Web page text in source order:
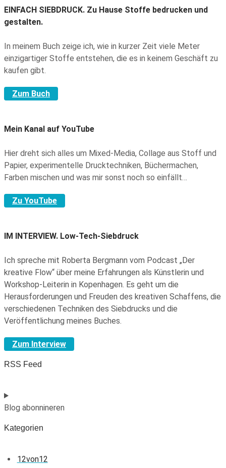
EINFACH SIEBDRUCK. Zu Hause Stoffe bedrucken und
gestalten.
In meinem Buch zeige ich, wie in kurzer Zeit viele Meter
einzigartiger Stoffe entstehen, die es in keinem Geschäft zu
kaufen gibt.
Zum Buch
Mein Kanal auf YouTube
Hier dreht sich alles um Mixed-Media, Collage aus Stoff und
Papier, experimentelle Drucktechniken, Büchermachen,
Farben mischen und was mir sonst noch so einfällt…
Zu YouTube
IM INTERVIEW. Low-Tech-Siebdruck
Ich spreche mit Roberta Bergmann vom Podcast „Der
kreative Flow“ über meine Erfahrungen als Künstlerin und
Workshop-Leiterin in Kopenhagen. Es geht um die
Herausforderungen und Freuden des kreativen Schaffens, die
verschiedenen Techniken des Siebdrucks und die
Veröffentlichung meines Buches.
Zum Interview
RSS Feed
Blog abonnineren
Kategorien
12von12